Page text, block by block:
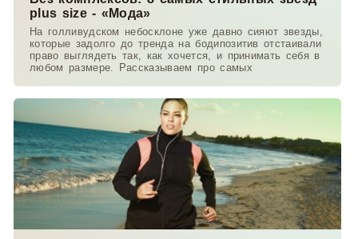
plus size - «Мода»
На голливудском небосклоне уже давно сияют звезды,
которые задолго до тренда на бодипозитив отстаивали
право выглядеть так, как хочется, и принимать себя в
любом размере. Рассказываем про самых